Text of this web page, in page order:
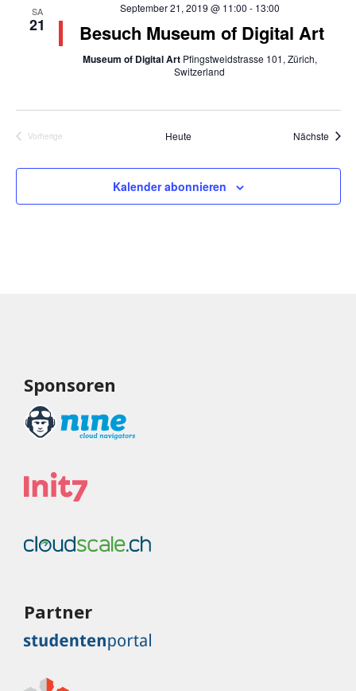
SA
21
September 21, 2019 @ 11:00 - 13:00
Besuch Museum of Digital Art
Museum of Digital Art Pfingstweidstrasse 101, Zürich,
Switzerland
Vorherige
Heute Nächste
Kalender abonnieren
Sponsoren
Partner